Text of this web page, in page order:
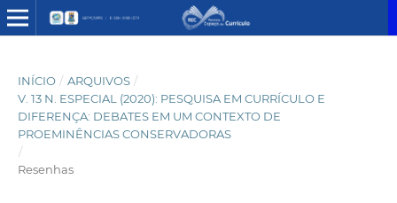
INÍCIO / ARQUIVOS /
V. 13 N. ESPECIAL (2020): PESQUISA EM CURRÍCULO E
DIFERENÇA: DEBATES EM UM CONTEXTO DE
PROEMINÊNCIAS CONSERVADORAS
/
Resenhas